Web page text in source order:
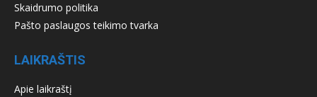
Skaidrumo politika
Pašto paslaugos teikimo tvarka
LAIKRAŠTIS
Apie laikraštį